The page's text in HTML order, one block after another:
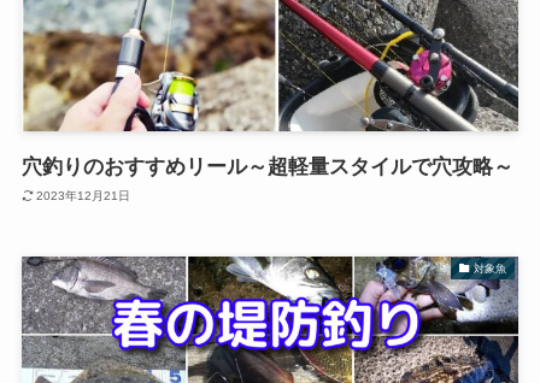
穴釣りのおすすめリール～超軽量スタイルで穴攻略～
2023年12月21日
対象魚